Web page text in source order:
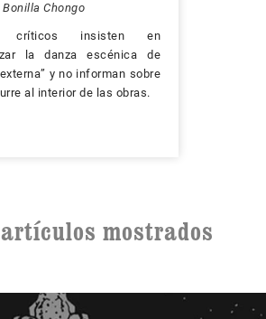
Bonilla Chongo
críticos insisten en
la danza escénica de
y no informan sobre
al interior de las obras.
mostrados